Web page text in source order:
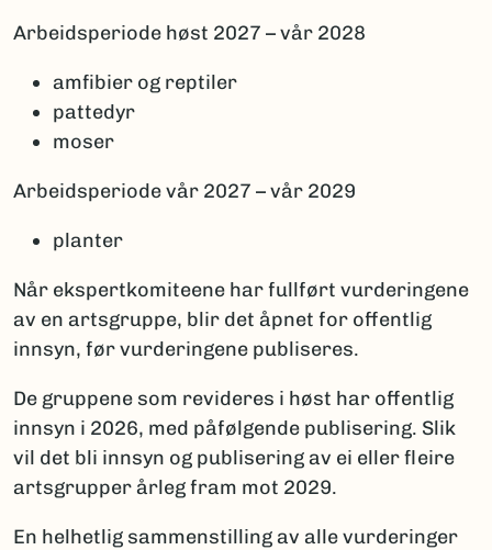
Arbeidsperiode høst 2027 – vår 2028
amfibier og reptiler
pattedyr
moser
Arbeidsperiode vår 2027 – vår 2029
planter
Når ekspertkomiteene har fullført vurderingene
av en artsgruppe, blir det åpnet for offentlig
innsyn, før vurderingene publiseres.
De gruppene som revideres i høst har offentlig
innsyn i 2026, med påfølgende publisering. Slik
vil det bli innsyn og publisering av ei eller fleire
artsgrupper årleg fram mot 2029.
En helhetlig sammenstilling av alle vurderinger